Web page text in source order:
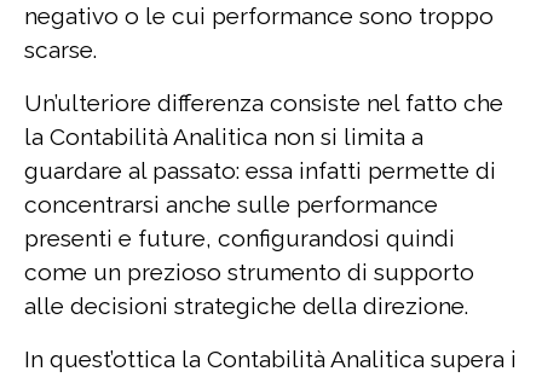
negativo o le cui performance sono troppo
scarse.
Un’ulteriore differenza consiste nel fatto che
la Contabilità Analitica non si limita a
guardare al passato: essa infatti permette di
concentrarsi anche sulle performance
presenti e future, configurandosi quindi
come un prezioso strumento di supporto
alle decisioni strategiche della direzione.
In quest’ottica la Contabilità Analitica supera i